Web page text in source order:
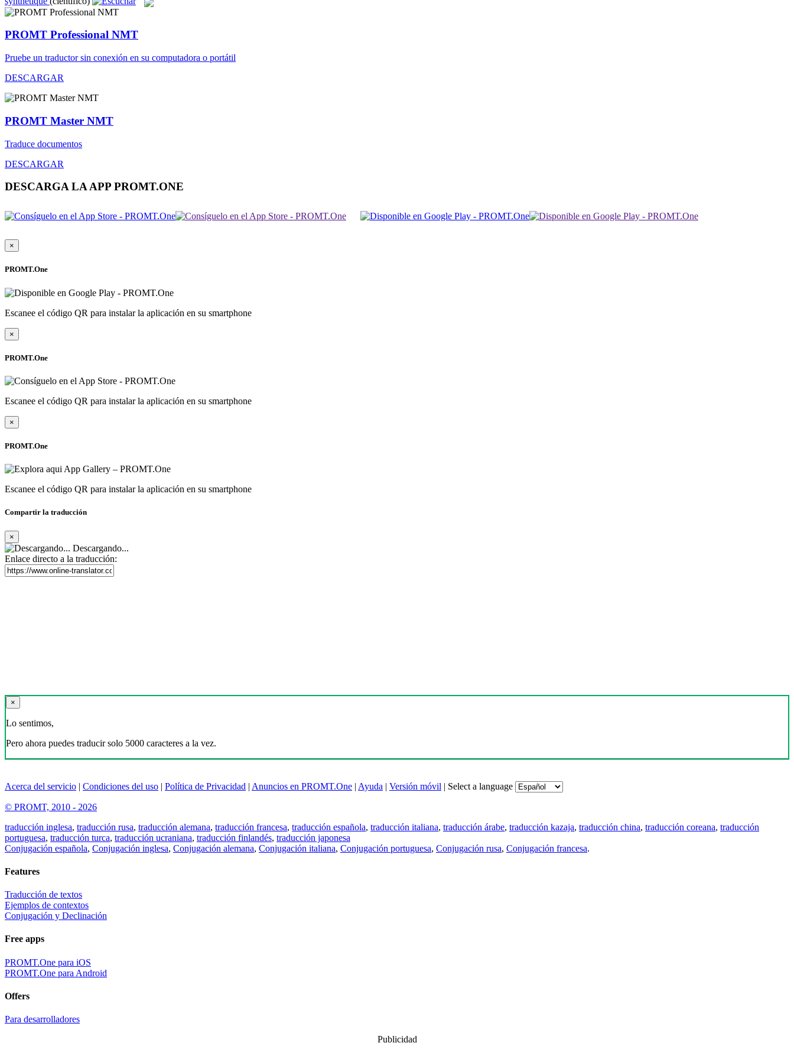
PROMT Professional NMT
Pruebe un traductor sin conexión en su computadora o portátil
DESCARGAR
PROMT Master NMT
Traduce documentos
DESCARGAR
DESCARGA LA APP PROMT.ONE
×
PROMT.One
Escanee el código QR para instalar la aplicación en su smartphone
×
PROMT.One
Escanee el código QR para instalar la aplicación en su smartphone
×
PROMT.One
Escanee el código QR para instalar la aplicación en su smartphone
Compartir la traducción
×
Descargando...
Enlace directo a la traducción:
×
Lo sentimos,
Pero ahora puedes traducir solo 5000 caracteres a la vez.
Acerca del servicio | Condiciones del uso | Política de Privacidad | Anuncios en PROMT.One | Ayuda | Versión móvil | Select a language
© PROMT, 2010 - 2026
traducción inglesa, traducción rusa, traducción alemana, traducción francesa, traducción española, traducción italiana, traducción árabe, traducción kazaja, traducción china, traducción coreana, traducción
portuguesa, traducción turca, traducción ucraniana, traducción finlandés, traducción japonesa
Conjugación española, Conjugación inglesa, Conjugación alemana, Conjugación italiana, Conjugación portuguesa, Conjugación rusa, Conjugación francesa.
Features
Traducción de textos
Ejemplos de contextos
Conjugación y Declinación
Free apps
PROMT.One para iOS
PROMT.One para Android
Offers
Para desarrolladores
Publicidad